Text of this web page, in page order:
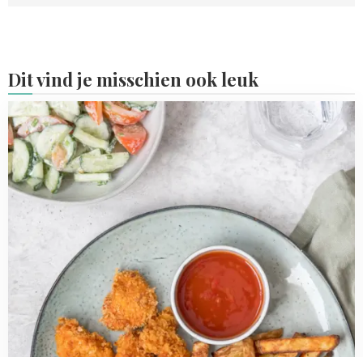
Dit vind je misschien ook leuk
Read
more
about
Kipnuggets
met
ovenfriet